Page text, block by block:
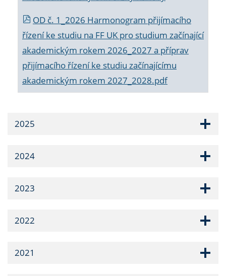
OD č. 1_2026 Harmonogram přijímacího
řízení ke studiu na FF UK pro studium začínající
akademickým rokem 2026_2027 a příprav
přijímacího řízení ke studiu začínajícímu
akademickým rokem 2027_2028.pdf
2025
2024
2023
2022
2021